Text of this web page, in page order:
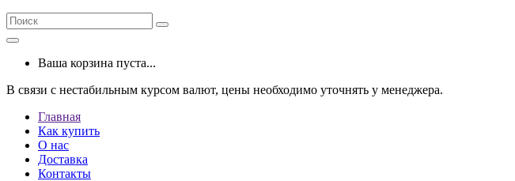
Ваша корзина пуста...
В связи с нестабильным курсом валют, цены необходимо уточнять у менеджера.
Главная
Как купить
О нас
Доставка
Контакты